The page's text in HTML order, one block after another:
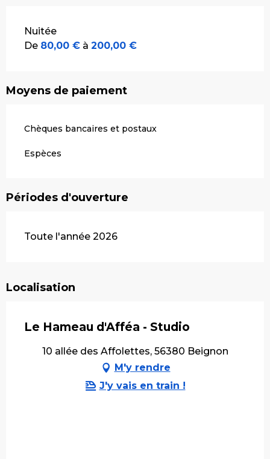
Tarifs 2026
Nuitée
De 80,00 € à 200,00 €
Moyens de paiement
Chèques bancaires et postaux
Espèces
Périodes d'ouverture
Toute l'année 2026
Localisation
Le Hameau d'Afféa - Studio
10 allée des Affolettes, 56380 Beignon
M'y rendre
J'y vais en train !